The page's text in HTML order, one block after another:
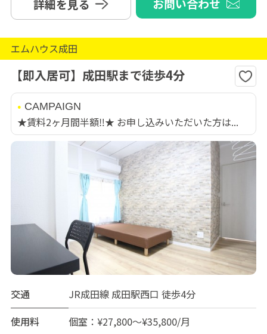
詳細を見る
エムハウス成田
【即入居可】成田駅まで徒歩4分
CAMPAIGN
★賃料2ヶ月間半額‼★ お申し込みいただいた方は...
交通
JR成田線 成田駅西口 徒歩4分
使用料
個室：¥27,800～¥35,800/月